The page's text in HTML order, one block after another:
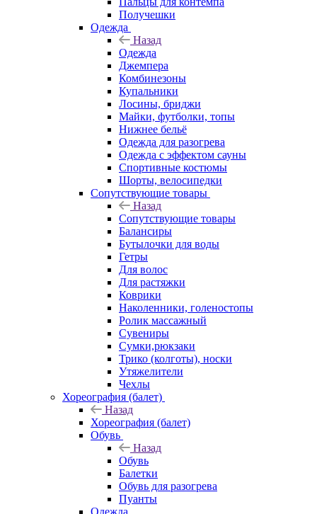
Получешки
Одежда
Назад
Одежда
Джемпера
Комбинезоны
Купальники
Лосины, бриджи
Майки, футболки, топы
Нижнее бельё
Одежда для разогрева
Одежда с эффектом сауны
Спортивные костюмы
Шорты, велосипедки
Сопутствующие товары
Назад
Сопутствующие товары
Балансиры
Бутылочки для воды
Гетры
Для волос
Для растяжки
Коврики
Наколенники, голеностопы
Ролик массажный
Сувениры
Сумки,рюкзаки
Трико (колготы), носки
Утяжелители
Чехлы
Хореография (балет)
Назад
Хореография (балет)
Обувь
Назад
Обувь
Балетки
Обувь для разогрева
Пуанты
Одежда